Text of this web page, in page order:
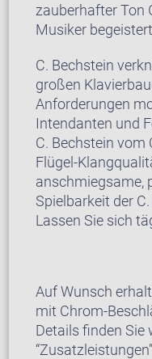
zauberhafter Ton
Musiker
C. Bechstein
großen
Anforderungen
Intendanten und
C. Bechstein vom
Flügel-
anschmiegsame,
Spielbarkeit der
Lassen Sie sich
Auf Wunsch
mit Chrom-
Details finden Sie